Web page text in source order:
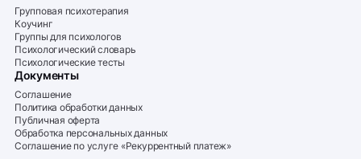
Групповая психотерапия
Коучинг
Группы для психологов
Психологический словарь
Психологические тесты
Документы
Соглашение
Политика обработки данных
Публичная оферта
Обработка персональных данных
Соглашение по услуге «Рекуррентный платеж»